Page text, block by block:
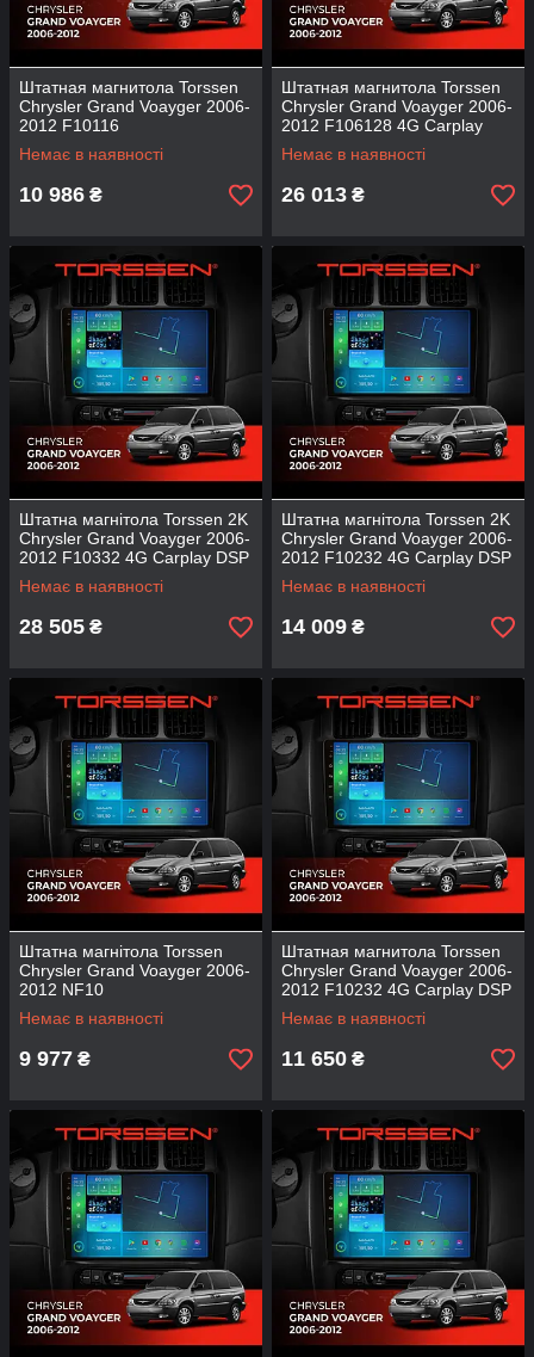
Штатная магнитола Torssen
Chrysler Grand Voayger 2006-
2012 F10116
Немає в наявності
10 986 ₴
Штатная магнитола Torssen
Chrysler Grand Voayger 2006-
2012 F106128 4G Carplay
DSP
Немає в наявності
26 013 ₴
Штатна магнітола Torssen 2K
Chrysler Grand Voayger 2006-
2012 F10332 4G Carplay DSP
Немає в наявності
28 505 ₴
Штатна магнітола Torssen 2K
Chrysler Grand Voayger 2006-
2012 F10232 4G Carplay DSP
Немає в наявності
14 009 ₴
Штатна магнітола Torssen
Chrysler Grand Voayger 2006-
2012 NF10
Немає в наявності
9 977 ₴
Штатная магнитола Torssen
Chrysler Grand Voayger 2006-
2012 F10232 4G Carplay DSP
Немає в наявності
11 650 ₴